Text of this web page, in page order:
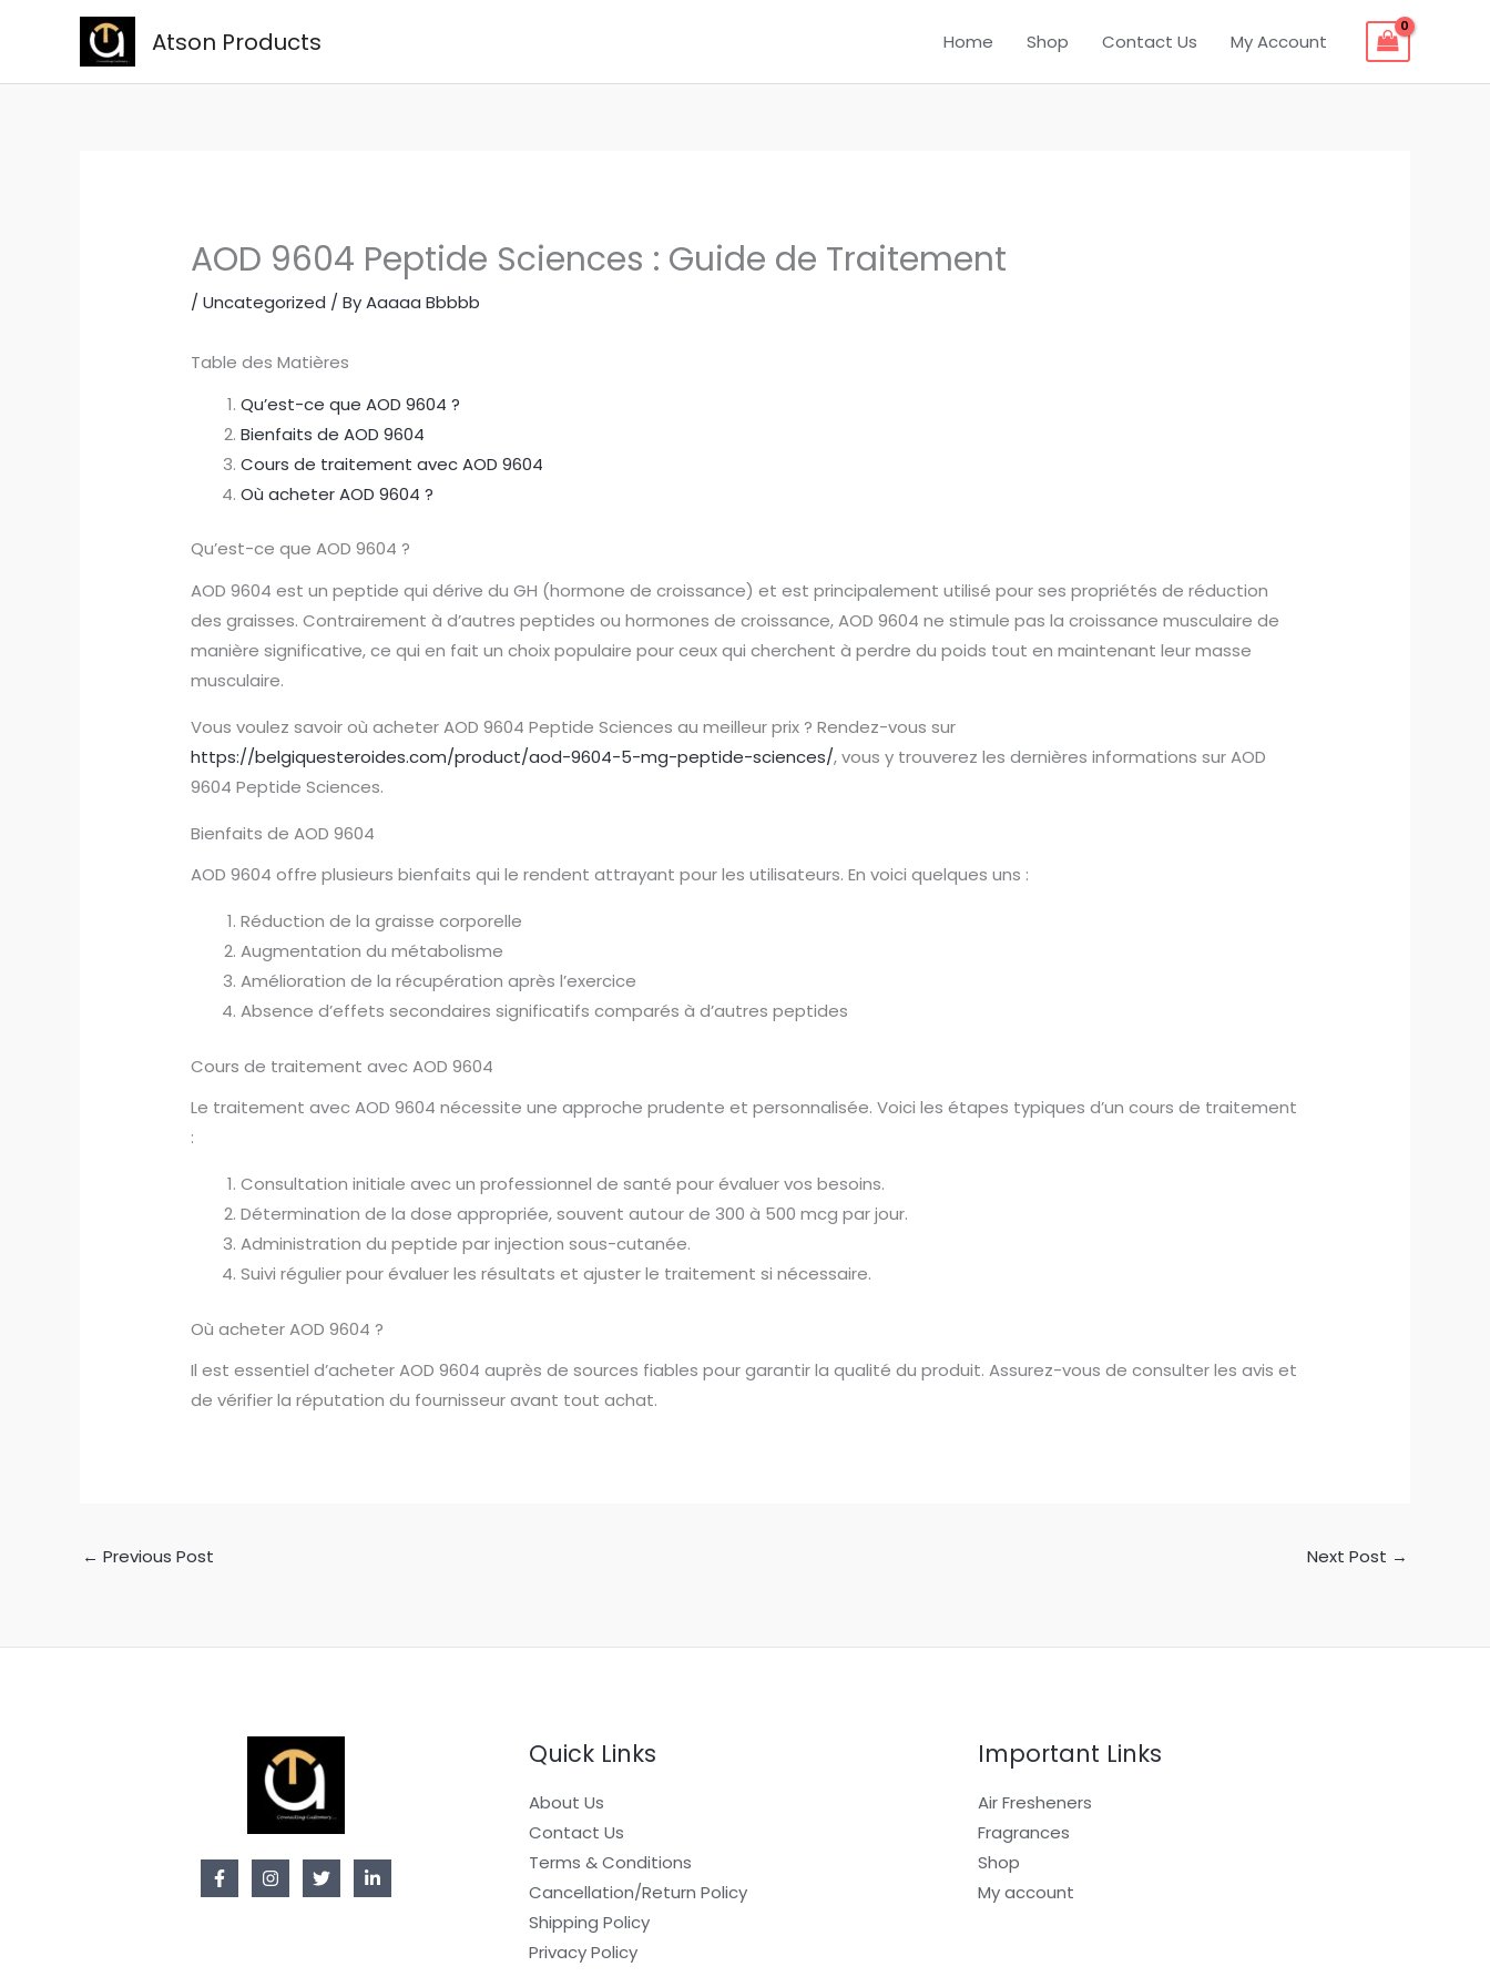
Atson Products Home Shop Contact Us My Account
AOD 9604 Peptide Sciences : Guide de Traitement
/Uncategorized / ByAaaaa Bbbbb
Table des Matières
Qu’est-ce que AOD 9604 ?
Bienfaits de AOD 9604
Cours de traitement avec AOD 9604
Où acheter AOD 9604 ?
Qu’est-ce que AOD 9604 ?
AOD 9604 est un peptide qui dérive du GH (hormone de croissance) et est principalement utilisé pour ses propriétés de réduction
des graisses. Contrairement à d’autres peptides ou hormones de croissance, AOD 9604 ne stimule pas la croissance musculaire de
manière significative, ce qui en fait un choix populaire pour ceux qui cherchent à perdre du poids tout en maintenant leur masse
musculaire.
Vous voulez savoir où acheter AOD 9604 Peptide Sciences au meilleur prix ? Rendez-vous sur
https://belgiquesteroides.com/product/aod-9604-5-mg-peptide-sciences/, vous y trouverez les dernières informations sur AOD
9604 Peptide Sciences.
Bienfaits de AOD 9604
AOD 9604 offre plusieurs bienfaits qui le rendent attrayant pour les utilisateurs. En voici quelques uns :
Réduction de la graisse corporelle
Augmentation du métabolisme
Amélioration de la récupération après l’exercice
Absence d’effets secondaires significatifs comparés à d’autres peptides
Cours de traitement avec AOD 9604
Le traitement avec AOD 9604 nécessite une approche prudente et personnalisée. Voici les étapes typiques d’un cours de traitement
:
Consultation initiale avec un professionnel de santé pour évaluer vos besoins.
Détermination de la dose appropriée, souvent autour de 300 à 500 mcg par jour.
Administration du peptide par injection sous-cutanée.
Suivi régulier pour évaluer les résultats et ajuster le traitement si nécessaire.
Où acheter AOD 9604 ?
Il est essentiel d’acheter AOD 9604 auprès de sources fiables pour garantir la qualité du produit. Assurez-vous de consulter les avis et
de vérifier la réputation du fournisseur avant tout achat.
← Previous Post Next Post →
Quick Links
About Us
Contact Us
Terms & Conditions
Cancellation/Return Policy
Shipping Policy
Privacy Policy
Important Links
Air Fresheners
Fragrances
Shop
My account